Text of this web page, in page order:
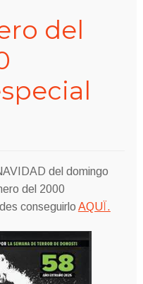
del
del domingo
del 2000
conseguirlo AQUÏ.